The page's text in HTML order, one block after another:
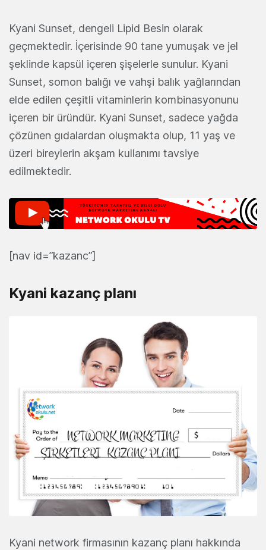
Kyani Sunset, dengeli Lipid Besin olarak
geçmektedir. İçerisinde 90 tane yumuşak ve jel
şeklinde kapsül içeren şişelerle sunulur. Kyani
Sunset, somon balığı ve vahşi balık yağlarından
elde edilen çeşitli vitaminlerin kombinasyonunu
içeren bir üründür. Kyani Sunset, sadece yağda
çözünen gıdalardan oluşmakta olup, 11 yaş ve
üzeri bireylerin akşam kullanımı tavsiye
edilmektedir.
[nav id=”kazanc”]
Kyani kazanç planı
Kyani network firmasının kazanç planı hakkında